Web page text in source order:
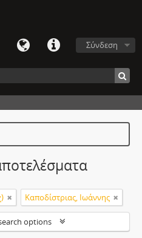
Σύνδεση
Καποδίστριας, Ιωάννης
options